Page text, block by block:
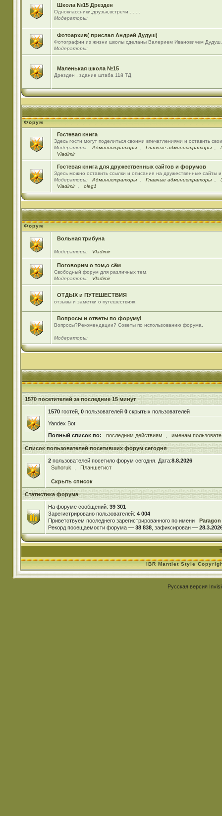
Школа №15 Дрезден
Одноклассники,друзья,встречи........
Модераторы:
Фотоархив( прислал Андрей Дудуш)
Фотографии из жизни школы сделаны Валерием Ивановичем Дудуш.
Модераторы:
Маленькая школа №15
Дрезден , здание штаба 11й ТД
Форум
Гостевая книга
Здесь гости могут поделиться своими впечатлениями и оставить
Модераторы:
Администраторы Главные администраторы
Vladimir
Гостевая книга для дружественных сайтов и форумов
Здесь можно оставить ссылки и описание на дружественные сайты
Модераторы:
Администраторы Главные администраторы
Vladimir
oleg1
Форум
Вольная трибуна
Модераторы: Vladimir
Поговорим о том,о сём
Свободный форум для различных тем.
Модераторы:
Vladimir
ОТДЫХ и ПУТЕШЕСТВИЯ
отзывы и заметки о путешествиях.
Вопросы и ответы по форуму!
Вопросы?Рекомендации? Советы по использованию форума.
Модераторы:
1570 посетителей за последние 15 минут
1570гостей, 0пользователей 0скрытых пользователей
Yandex Bot
Полный список по:
последним действиям именам
Список пользователей посетивших форум сегодня
2пользователей посетило форум сегодня. Дата:8.8.2026
Suhoruk
Планшетист
Скрыть список
Статистика форума
На форуме сообщений: 39 301
Зарегистрировано пользователей: 4 004
Приветствуем последнего зарегистрированного по имени
Paragon
Рекорд посещаемости форума — 38 838, зафиксирован —
IBR Mantlet Style
Русская версия